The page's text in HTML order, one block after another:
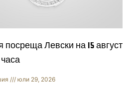
посреща Левски на 15 август
часа
юли 29, 2026